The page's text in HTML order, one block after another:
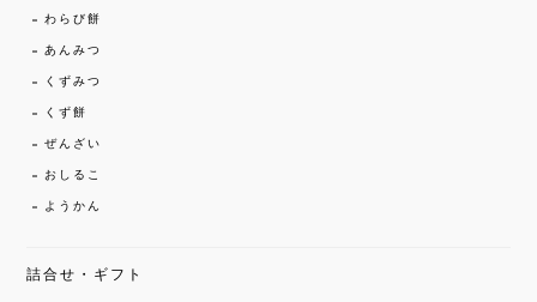
わらび餅
あんみつ
くずみつ
くず餅
ぜんざい
おしるこ
ようかん
詰合せ・ギフト